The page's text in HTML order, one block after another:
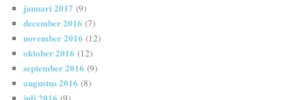
januari 2017 (9)
december 2016 (7)
november 2016 (12)
oktober 2016 (12)
september 2016 (9)
augustus 2016 (8)
juli 2016